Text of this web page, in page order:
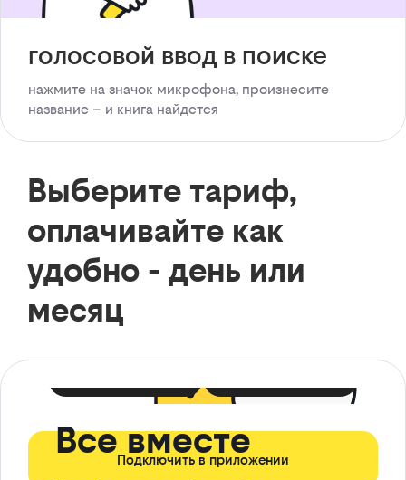
голосовой ввод в поиске
нажмите на значок микрофона, произнесите
название – и книга найдется
Выберите тариф,
оплачивайте как
удобно - день или
месяц
Все вместе
Подключить в приложении